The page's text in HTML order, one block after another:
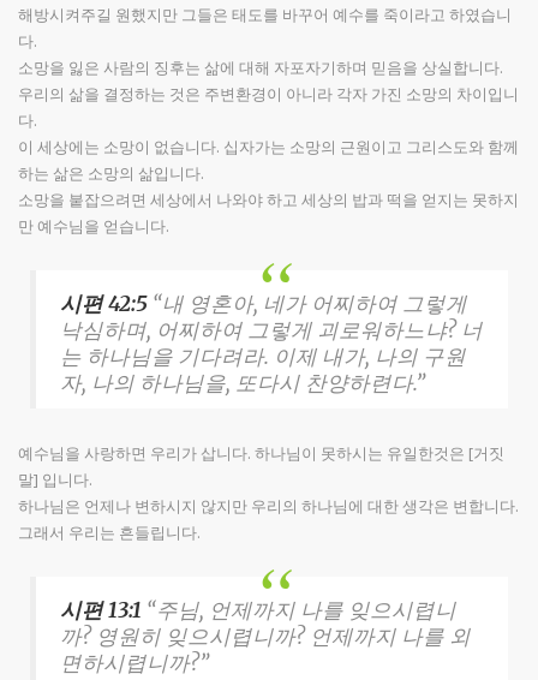
해방시켜주길 원했지만 그들은 태도를 바꾸어 예수를 죽이라고 하였습니
다.
소망을 잃은 사람의 징후는 삶에 대해 자포자기하며 믿음을 상실합니다.
우리의 삶을 결정하는 것은 주변환경이 아니라 각자 가진 소망의 차이입니
다.
이 세상에는 소망이 없습니다. 십자가는 소망의 근원이고 그리스도와 함께
하는 삶은 소망의 삶입니다.
소망을 붙잡으려면 세상에서 나와야 하고 세상의 밥과 떡을 얻지는 못하지
만 예수님을 얻습니다.
시편 42:5 “내 영혼아, 네가 어찌하여 그렇게
낙심하며, 어찌하여 그렇게 괴로워하느냐? 너
는 하나님을 기다려라. 이제 내가, 나의 구원
자, 나의 하나님을, 또다시 찬양하련다.”
예수님을 사랑하면 우리가 삽니다. 하나님이 못하시는 유일한것은 [거짓
말] 입니다.
하나님은 언제나 변하시지 않지만 우리의 하나님에 대한 생각은 변합니다.
그래서 우리는 흔들립니다.
시편 13:1 “주님, 언제까지 나를 잊으시렵니
까? 영원히 잊으시렵니까? 언제까지 나를 외
면하시렵니까?”